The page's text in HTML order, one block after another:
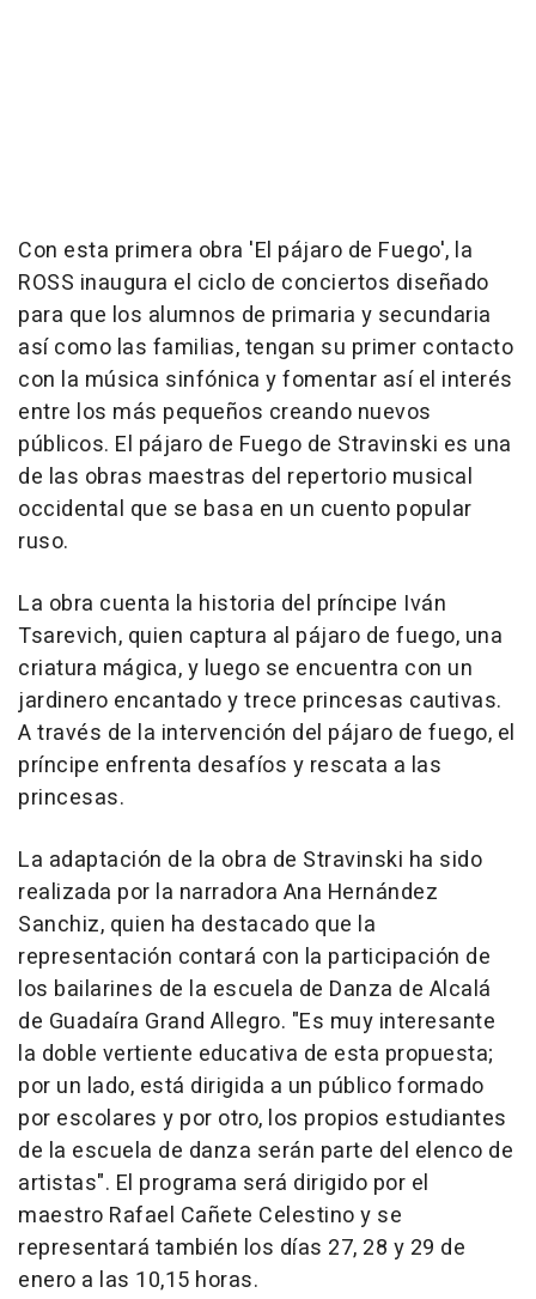
Con esta primera obra 'El pájaro de Fuego', la
ROSS inaugura el ciclo de conciertos diseñado
para que los alumnos de primaria y secundaria
así como las familias, tengan su primer contacto
con la música sinfónica y fomentar así el interés
entre los más pequeños creando nuevos
públicos. El pájaro de Fuego de Stravinski es una
de las obras maestras del repertorio musical
occidental que se basa en un cuento popular
ruso.
La obra cuenta la historia del príncipe Iván
Tsarevich, quien captura al pájaro de fuego, una
criatura mágica, y luego se encuentra con un
jardinero encantado y trece princesas cautivas.
A través de la intervención del pájaro de fuego, el
príncipe enfrenta desafíos y rescata a las
princesas.
La adaptación de la obra de Stravinski ha sido
realizada por la narradora Ana Hernández
Sanchiz, quien ha destacado que la
representación contará con la participación de
los bailarines de la escuela de Danza de Alcalá
de Guadaíra Grand Allegro. "Es muy interesante
la doble vertiente educativa de esta propuesta;
por un lado, está dirigida a un público formado
por escolares y por otro, los propios estudiantes
de la escuela de danza serán parte del elenco de
artistas". El programa será dirigido por el
maestro Rafael Cañete Celestino y se
representará también los días 27, 28 y 29 de
enero a las 10,15 horas.